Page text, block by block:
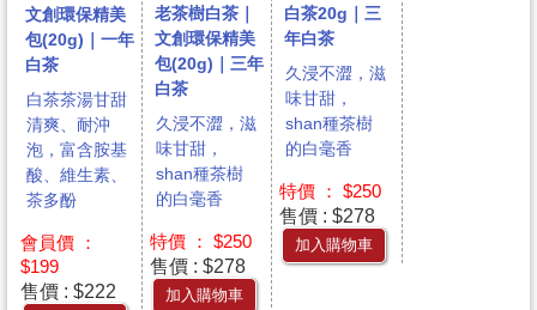
文創環保精美
包(20g)｜一年
白茶
白茶茶湯甘甜
清爽、耐沖
泡，富含胺基
酸、維生素、
茶多酚
會員價 ：
$199
售價 : $222
老茶樹白茶｜
文創環保精美
包(20g)｜三年
白茶
久浸不澀，滋
味甘甜，
shan種茶樹
的白毫香
特價 ： $250
售價 : $278
加入購物車
白茶20g｜三
年白茶
久浸不澀，滋
味甘甜，
shan種茶樹
的白毫香
特價 ： $250
售價 : $278
加入購物車